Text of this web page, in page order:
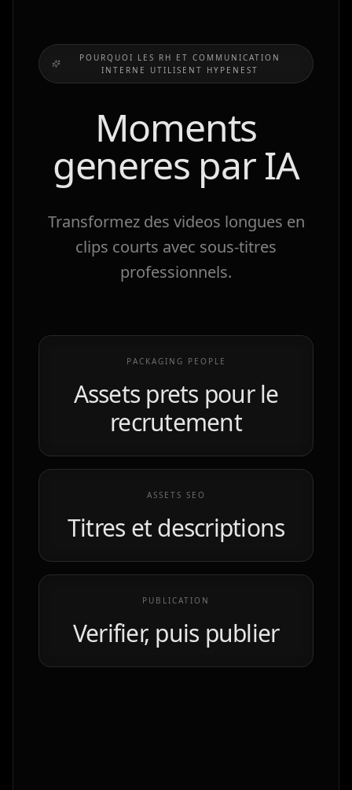
POURQUOI LES RH ET COMMUNICATION
INTERNE UTILISENT HYPENEST
Moments
generes par IA
Transformez des videos longues en
clips courts avec sous-titres
professionnels.
PACKAGING PEOPLE
Assets prets pour le
recrutement
ASSETS SEO
Titres et descriptions
PUBLICATION
Verifier, puis publier